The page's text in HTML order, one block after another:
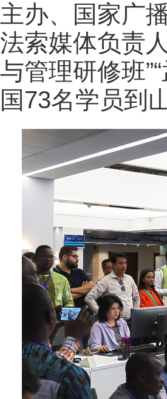
主办、国家广
法索媒体负责
与管理研修班
国73名学员到